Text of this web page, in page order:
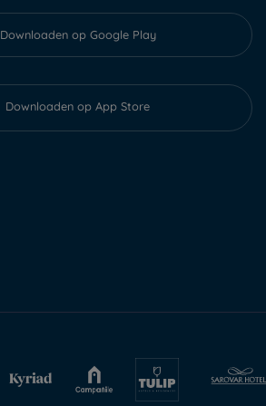
Downloaden op Google Play
Downloaden op App Store